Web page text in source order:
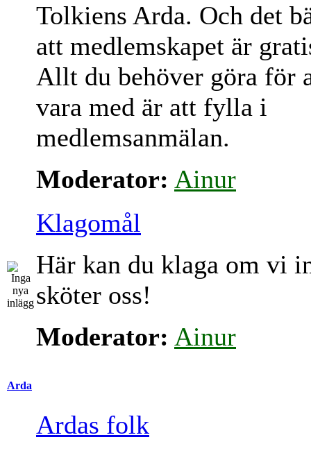
Tolkiens Arda. Och det
att medlemskapet är
Allt du behöver göra för
vara med är att fylla i
medlemsanmälan.
Moderator: Ainur
Klagomål
Här kan du klaga om vi
sköter oss!
Moderator: Ainur
Arda
Ardas folk